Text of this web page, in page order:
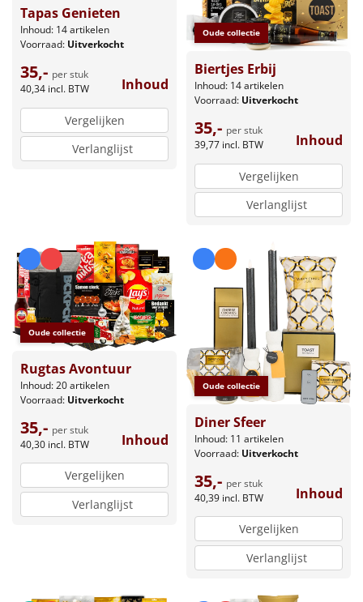
Tapas Genieten
Inhoud: 14 artikelen
Voorraad: Uitverkocht
35,- per stuk
40,34 incl. BTW Inhoud
Vergelijken
Verlanglijst
Oude collectie
Biertjes Erbij
Inhoud: 14 artikelen
Voorraad: Uitverkocht
35,- per stuk
39,77 incl. BTW Inhoud
Vergelijken
Verlanglijst
Oude collectie
Rugtas Avontuur
Inhoud: 20 artikelen
Voorraad: Uitverkocht
35,- per stuk
40,30 incl. BTW Inhoud
Vergelijken
Verlanglijst
Oude collectie
Diner Sfeer
Inhoud: 11 artikelen
Voorraad: Uitverkocht
35,- per stuk
40,39 incl. BTW Inhoud
Vergelijken
Verlanglijst